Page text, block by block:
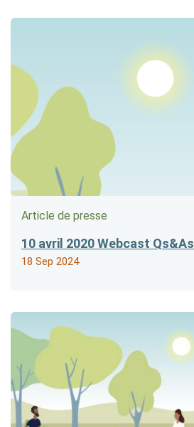
Article de presse
10 avril 2020 Webcast Qs&As
18 Sep 2024